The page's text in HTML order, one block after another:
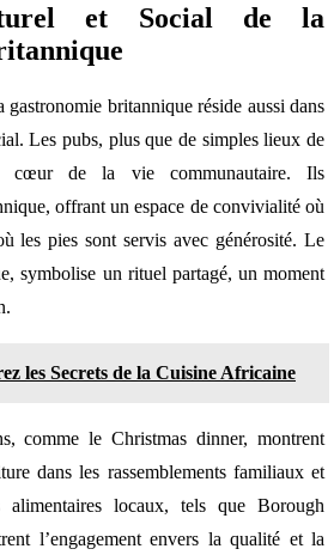
et Social de la
britannique réside aussi dans
Les pubs, plus que de simples lieux de
cœur de la vie communautaire. Ils
offrant un espace de convivialité où
les pies sont servis avec générosité. Le
symbolise un rituel partagé, un moment
les Secrets de la Cuisine Africaine
comme le Christmas dinner, montrent
dans les rassemblements familiaux et
alimentaires locaux, tels que Borough
l’engagement envers la qualité et la